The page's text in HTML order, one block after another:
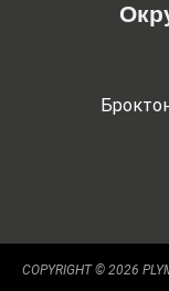
COPYRIGHT © 2026